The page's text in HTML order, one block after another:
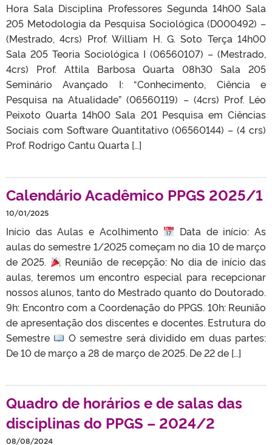
Hora Sala Disciplina Professores Segunda 14h00 Sala
205 Metodologia da Pesquisa Sociológica (D000492) –
(Mestrado, 4crs) Prof. William H. G. Soto Terça 14h00
Sala 205 Teoria Sociológica I (06560107) – (Mestrado,
4crs) Prof. Attila Barbosa Quarta 08h30 Sala 205
Seminário Avançado I: “Conhecimento, Ciência e
Pesquisa na Atualidade” (06560119) – (4crs) Prof. Léo
Peixoto Quarta 14h00 Sala 201 Pesquisa em Ciências
Sociais com Software Quantitativo (06560144) – (4 crs)
Prof. Rodrigo Cantu Quarta […]
Calendário Acadêmico PPGS 2025/1
10/01/2025
Início das Aulas e Acolhimento
Data de início: As
aulas do semestre 1/2025 começam no dia 10 de março
de 2025.
Reunião de recepção: No dia de início das
aulas, teremos um encontro especial para recepcionar
nossos alunos, tanto do Mestrado quanto do Doutorado.
9h: Encontro com a Coordenação do PPGS. 10h: Reunião
de apresentação dos discentes e docentes. Estrutura do
Semestre
O semestre será dividido em duas partes:
De 10 de março a 28 de março de 2025. De 22 de […]
Quadro de horários e de salas das
disciplinas do PPGS – 2024/2
08/08/2024